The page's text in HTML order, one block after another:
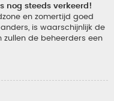
nog steeds verkeerd!
en zomertijd goed
is waarschijnlijk de
de beheerders een